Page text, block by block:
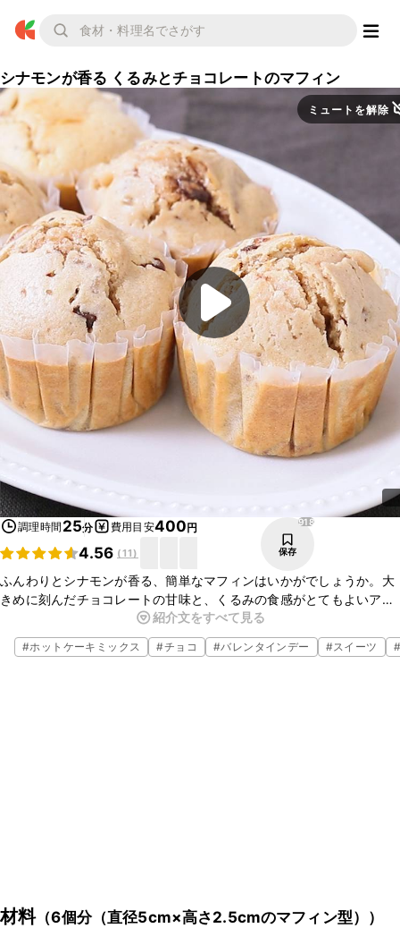
シナモンが香る くるみとチョコレートのマフィン
ミュートを解除
調理時間 25分 費用目安400円
4.56 (11)
918
保存
ふんわりとシナモンが香る、簡単なマフィンはいかがでしょうか。大
きめに刻んだチョコレートの甘味と、くるみの食感がとてもよいアク
セントになります。材料も少なく、簡単にお作りいただけます。
ティータイムのお供にもいかがでしょうか。
紹介文をすべて見る
#ホットケーキミックス #チョコ #バレンタインデー #スイーツ
材料（6個分（直径5cm×高さ2.5cmのマフィン型） ）